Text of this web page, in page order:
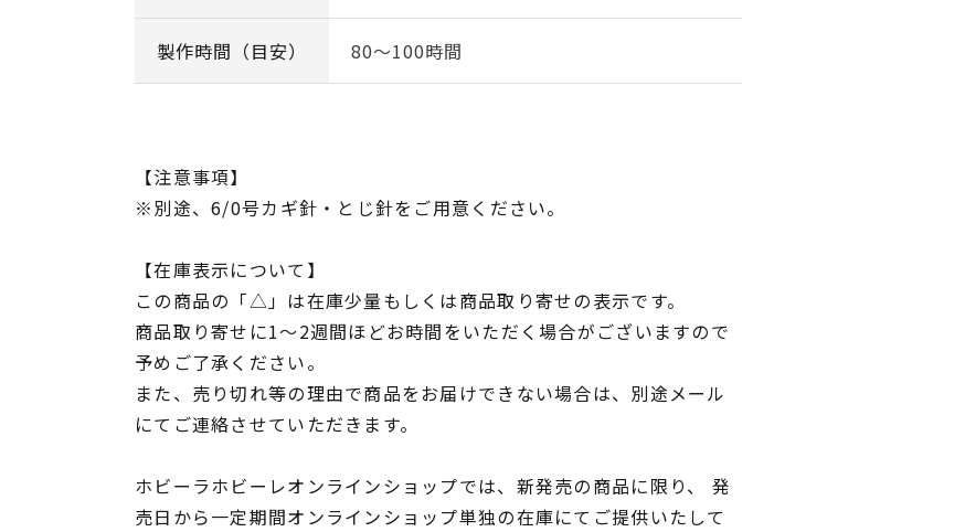
製作時間（目安） 80～100時間
【注意事項】
※別途、6/0号カギ針・とじ針をご用意ください。
【在庫表示について】
この商品の「△」は在庫少量もしくは商品取り寄せの表示です。
商品取り寄せに1～2週間ほどお時間をいただく場合がございますので
予めご了承ください。
また、売り切れ等の理由で商品をお届けできない場合は、別途メール
にてご連絡させていただきます。
ホビーラホビーレオンラインショップでは、新発売の商品に限り、 発
売日から一定期間オンラインショップ単独の在庫にてご提供いたして